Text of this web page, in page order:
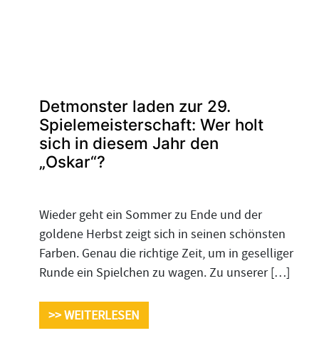
Detmonster laden zur 29.
Spielemeisterschaft: Wer holt
sich in diesem Jahr den
„Oskar“?
Wieder geht ein Sommer zu Ende und der
goldene Herbst zeigt sich in seinen schönsten
Farben. Genau die richtige Zeit, um in geselliger
Runde ein Spielchen zu wagen. Zu unserer […]
>> WEITERLESEN